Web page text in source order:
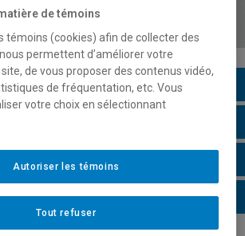
2026
de témoins
témoins (cookies) afin de collecter des
permettent d’améliorer votre
de vous proposer des contenus vidéo,
de fréquentation, etc. Vous
votre choix en sélectionnant
Tout refuser
Autoriser les témoins